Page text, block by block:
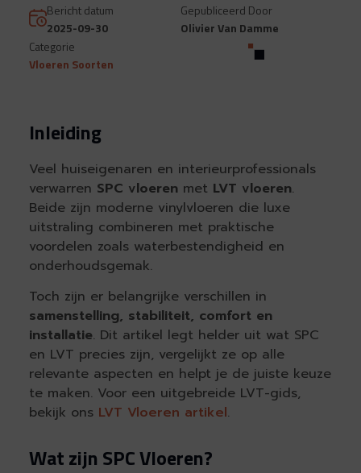
Bericht datum
2025-09-30
Gepubliceerd Door
Olivier Van Damme
Categorie
Vloeren Soorten
Inleiding
Veel huiseigenaren en interieurprofessionals
verwarren SPC vloerenmet LVT vloeren.
Beide zijn moderne vinylvloeren die luxe
uitstraling combineren met praktische
voordelen zoals waterbestendigheid en
onderhoudsgemak.
Toch zijn er belangrijke verschillen in
samenstelling, stabiliteit, comfort en
installatie. Dit artikel legt helder uit wat SPC
en LVT precies zijn, vergelijkt ze op alle
relevante aspecten en helpt je de juiste keuze
te maken. Voor een uitgebreide LVT-gids,
bekijk ons LVT Vloeren artikel.
Wat zijn SPC Vloeren?